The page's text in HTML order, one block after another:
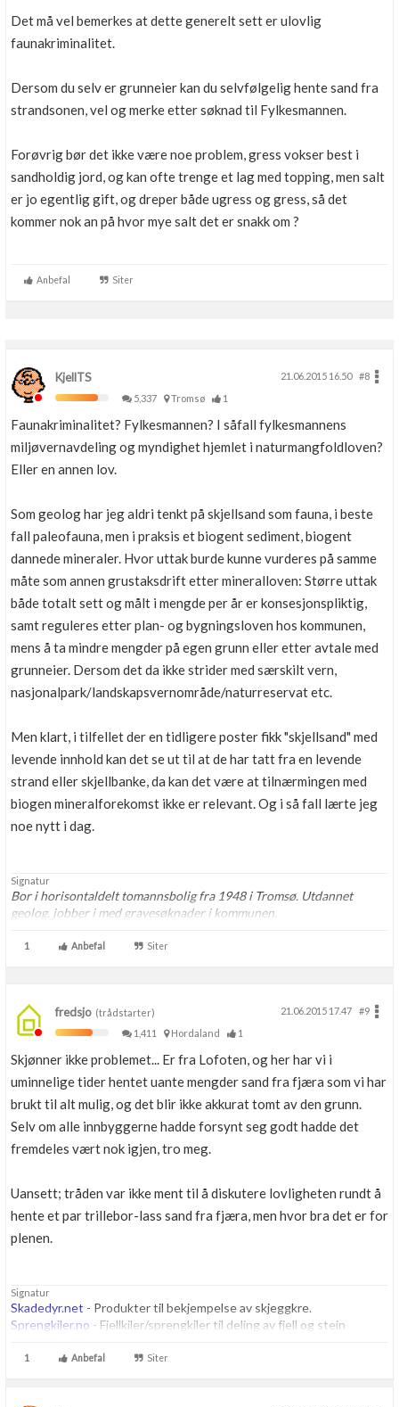
Det må vel bemerkes at dette generelt sett er ulovlig
faunakriminalitet.
Dersom du selv er grunneier kan du selvfølgelig hente sand fra
strandsonen, vel og merke etter søknad til Fylkesmannen.
Forøvrig bør det ikke være noe problem, gress vokser best i
sandholdig jord, og kan ofte trenge et lag med topping, men salt
er jo egentlig gift, og dreper både ugress og gress, så det
kommer nok an på hvor mye salt det er snakk om ?
Anbefal Siter
KjellTS 21.06.2015 16.50
#8
5,337
Tromsø 1
Faunakriminalitet? Fylkesmannen? I såfall fylkesmannens
miljøvernavdeling og myndighet hjemlet i naturmangfoldloven?
Eller en annen lov.
Som geolog har jeg aldri tenkt på skjellsand som fauna, i beste
fall paleofauna, men i praksis et biogent sediment, biogent
dannede mineraler. Hvor uttak burde kunne vurderes på samme
måte som annen grustaksdrift etter mineralloven: Større uttak
både totalt sett og målt i mengde per år er konsesjonspliktig,
samt reguleres etter plan- og bygningsloven hos kommunen,
mens å ta mindre mengder på egen grunn eller etter avtale med
grunneier. Dersom det da ikke strider med særskilt vern,
nasjonalpark/landskapsvernområde/naturreservat etc.
Men klart, i tilfellet der en tidligere poster fikk "skjellsand" med
levende innhold kan det se ut til at de har tatt fra en levende
strand eller skjellbanke, da kan det være at tilnærmingen med
biogen mineralforekomst ikke er relevant. Og i så fall lærte jeg
noe nytt i dag.
Signatur
Bor i horisontaldelt tomannsbolig fra 1948 i Tromsø. Utdannet
geolog, jobber i med gravesøknader i kommunen.
1 Anbefal Siter
fredsjo (trådstarter) 21.06.2015 17.47
#9
1,411
Hordaland 1
Skjønner ikke problemet... Er fra Lofoten, og her har vi i
uminnelige tider hentet uante mengder sand fra fjæra som vi har
brukt til alt mulig, og det blir ikke akkurat tomt av den grunn.
Selv om alle innbyggerne hadde forsynt seg godt hadde det
fremdeles vært nok igjen, tro meg.
Uansett; tråden var ikke ment til å diskutere lovligheten rundt å
hente et par trillebor-lass sand fra fjæra, men hvor bra det er for
plenen.
Signatur
Skadedyr.net - Produkter til bekjempelse av skjeggkre.
Sprengkiler.no - Fjellkiler/sprengkiler til deling av fjell og stein
1 Anbefal Siter